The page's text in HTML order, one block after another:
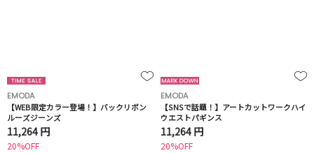
EMODA
【WEB限定カラー登場！】バックリボン
ルーズジーンズ
11,264 円
20%OFF
EMODA
【SNSで話題！】アートカットワークハイ
ウエストパギンス
11,264 円
20%OFF